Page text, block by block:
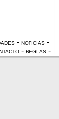
- NOTICIAS -
- REGLAS -